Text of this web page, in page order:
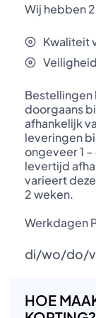
Wij hebben
Kwaliteit
Bestellingen
doorgaans
afhankelijk
leveringen
ongeveer 1
levertijd
varieert
2 weken.
Werkdagen
di/wo/do/
HOE